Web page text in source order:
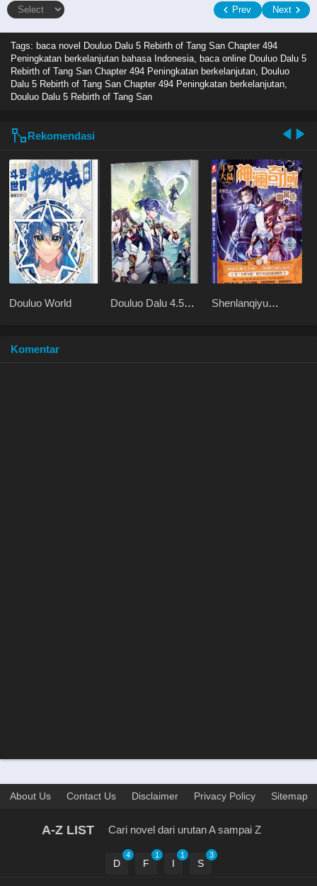
Prev Next
Tags: baca novel Douluo Dalu 5 Rebirth of Tang San Chapter 494
Peningkatan berkelanjutan bahasa Indonesia, baca online Douluo Dalu 5
Rebirth of Tang San Chapter 494 Peningkatan berkelanjutan, Douluo
Dalu 5 Rebirth of Tang San Chapter 494 Peningkatan berkelanjutan,
Douluo Dalu 5 Rebirth of Tang San
Rekomendasi
Douluo World
Douluo Dalu 4.5
Shenlanqiyu
Komentar
About Us Contact Us Disclaimer Privacy Policy Sitemap
A-Z LIST Cari novel dari urutan A sampai Z
D
4
F
1
I
1
S
3